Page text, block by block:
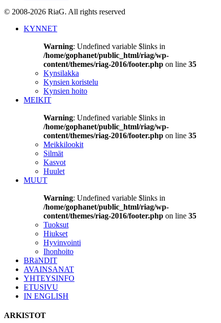
© 2008-2026 RiaG. All rights reserved
KYNNET
Warning: Undefined variable $links in
/home/gophanet/public_html/riag/wp-
content/themes/riag-2016/footer.php on line 35
Kynsilakka
Kynsien koristelu
Kynsien hoito
MEIKIT
Warning: Undefined variable $links in
/home/gophanet/public_html/riag/wp-
content/themes/riag-2016/footer.php on line 35
Meikkilookit
Silmät
Kasvot
Huulet
MUUT
Warning: Undefined variable $links in
/home/gophanet/public_html/riag/wp-
content/themes/riag-2016/footer.php on line 35
Tuoksut
Hiukset
Hyvinvointi
Ihonhoito
BRäNDIT
AVAINSANAT
YHTEYSINFO
ETUSIVU
IN ENGLISH
ARKISTOT